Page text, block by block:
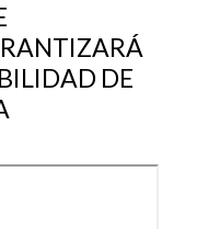
DE